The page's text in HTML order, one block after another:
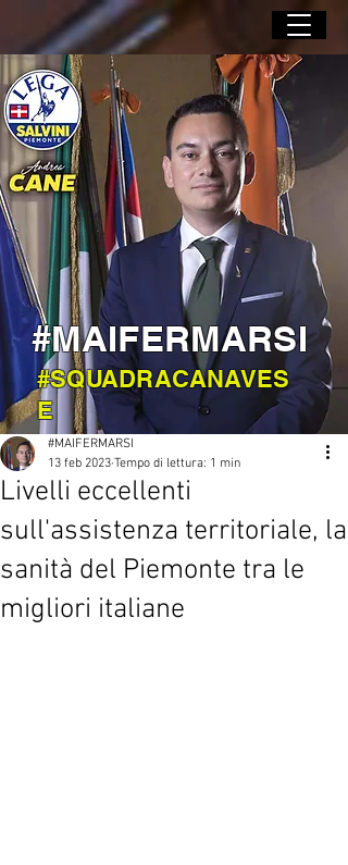
Livelli eccellenti
sull'assistenza territoriale, la
sanità del Piemonte tra le
migliori italiane
#MAIFERMARSI
13 feb 2023 Tempo di lettura: 1 min
#MAIFERMARSI
#SQUADRACANAVES
E